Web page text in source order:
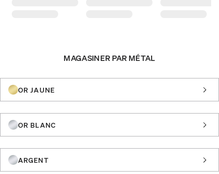
MAGASINER PAR MÉTAL
OR JAUNE
OR BLANC
ARGENT